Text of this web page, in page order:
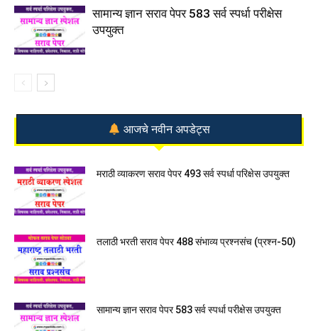
सामान्य ज्ञान सराव पेपर 583 सर्व स्पर्धा परीक्षेस
उपयुक्त
आजचे नवीन अपडेट्स
मराठी व्याकरण सराव पेपर 493 सर्व स्पर्धा परिक्षेस उपयुक्त
तलाठी भरती सराव पेपर 488 संभाव्य प्रश्नसंच (प्रश्न-50)
सामान्य ज्ञान सराव पेपर 583 सर्व स्पर्धा परीक्षेस उपयुक्त